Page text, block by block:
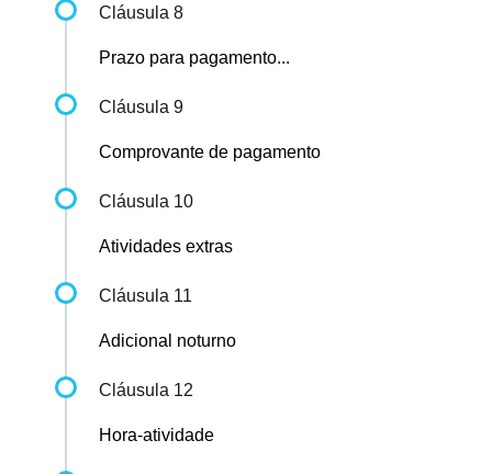
Cláusula 8
Prazo para pagamento...
Cláusula 9
Comprovante de pagamento
Cláusula 10
Atividades extras
Cláusula 11
Adicional noturno
Cláusula 12
Hora-atividade